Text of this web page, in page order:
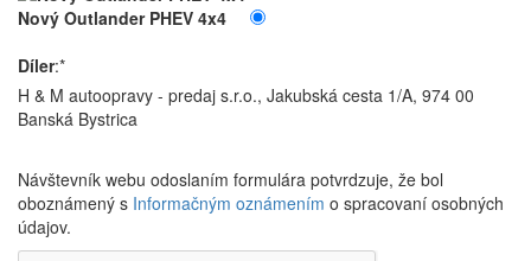
Nový Outlander PHEV 4x4
Díler:*
H & M autoopravy - predaj s.r.o., Jakubská cesta 1/A, 974 00
Banská Bystrica
Návštevník webu odoslaním formulára potvrdzuje, že bol
oboznámený s Informačným oznámením o spracovaní osobných
údajov.